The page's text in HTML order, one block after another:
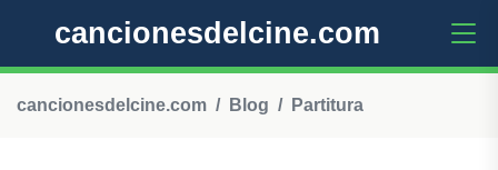
cancionesdelcine.com
cancionesdelcine.com Blog Partitura